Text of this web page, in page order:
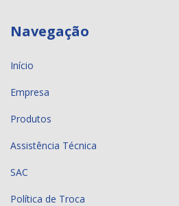
Navegação
Início
Empresa
Produtos
Assistência Técnica
SAC
Política de Troca